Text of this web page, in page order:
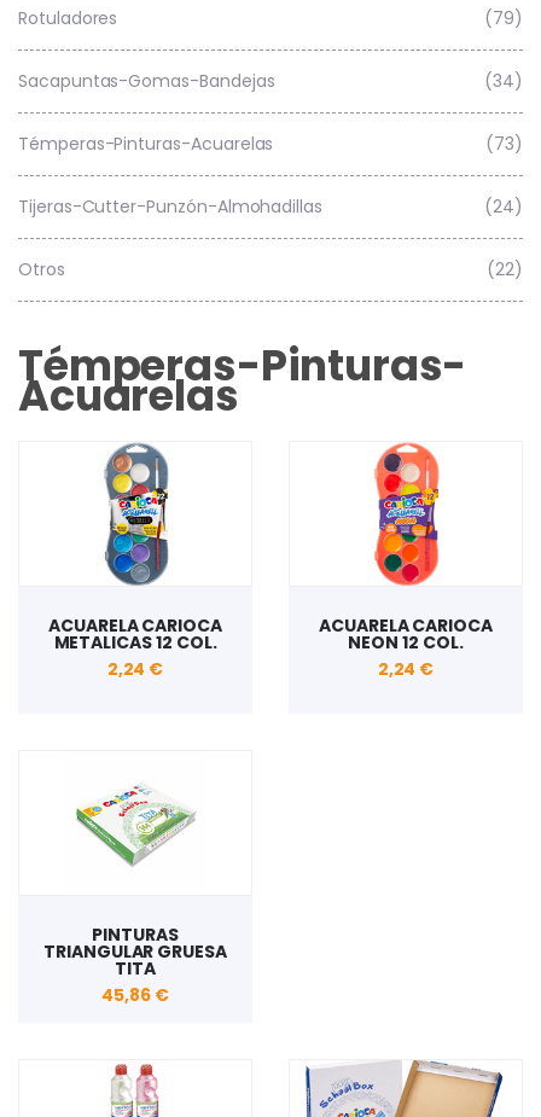
Rotuladores (79)
Sacapuntas-Gomas-Bandejas (34)
Témperas-Pinturas-Acuarelas (73)
Tijeras-Cutter-Punzón-Almohadillas (24)
Otros (22)
Témperas-Pinturas-
Acuarelas
ACUARELA CARIOCA
METALICAS 12 COL.
2,24 €
ACUARELA CARIOCA
NEON 12 COL.
2,24 €
PINTURAS
TRIANGULAR GRUESA
TITA
45,86 €